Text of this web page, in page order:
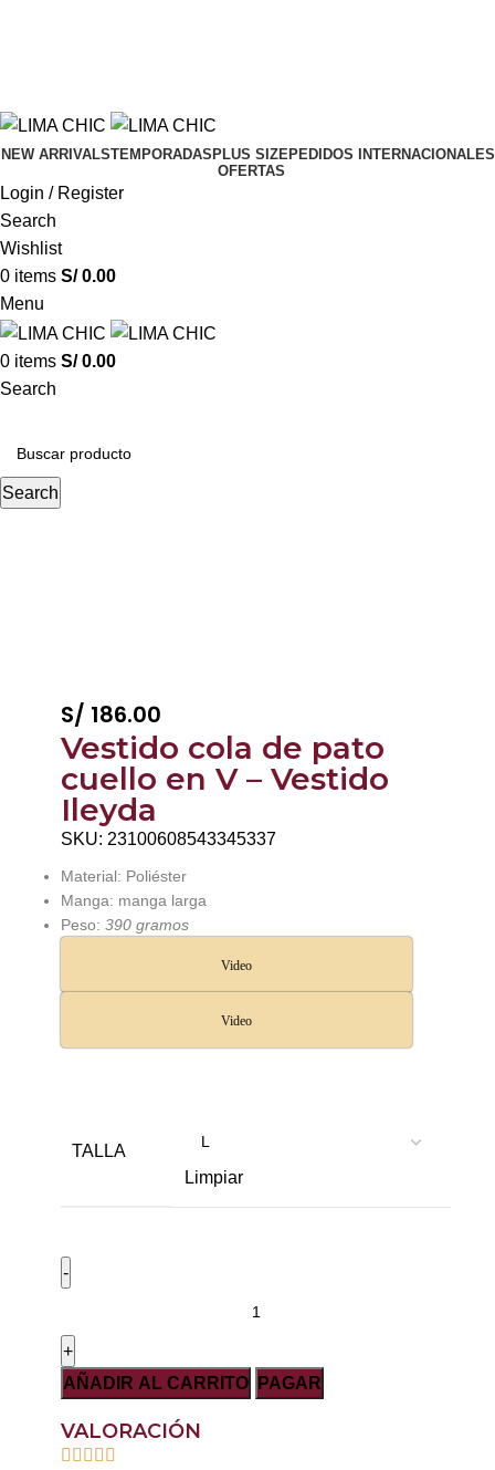
NEW ARRIVALSTEMPORADAS PLUS SIZEPEDIDOS INTERNACIONALES
OFERTAS
Login / Register
Search
Wishlist
0 items S/0.00
Menu
0 items S/0.00
Search
Search
S/ 186.00
Vestido cola de pato
cuello en V – Vestido
Ileyda
SKU: 23100608543345337
Material: Poliéster
Manga: manga larga
Peso: 390 gramos
Video
Video
TALLA
Limpiar
AÑADIR AL CARRITO PAGAR
VALORACIÓN